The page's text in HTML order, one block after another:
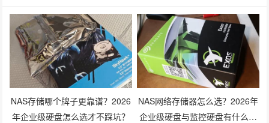
NAS存储哪个牌子更靠谱？2026
年企业级硬盘怎么选才不踩坑？
NAS网络存储器怎么选？2026年
企业级硬盘与监控硬盘有什么区